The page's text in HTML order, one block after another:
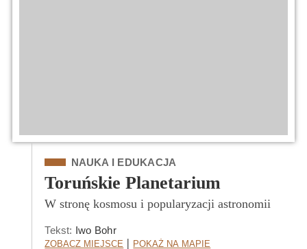
KategoriaNAUKA I EDUKACJA
Toruńskie Planetarium
W stronę kosmosu i popularyzacji astronomii
Tekst: Iwo Bohr
Zobacz Miejsce | Pokaż na mapie